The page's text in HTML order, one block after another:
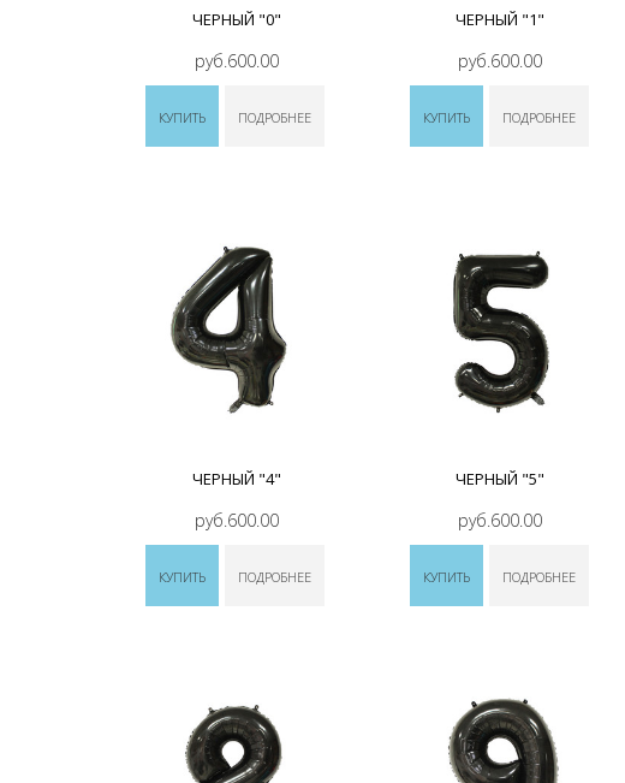
ЧЕРНЫЙ "0"
руб.600.00
КУПИТЬ ПОДРОБНЕЕ
ЧЕРНЫЙ "1"
руб.600.00
КУПИТЬ ПОДРОБНЕЕ
ЧЕРНЫЙ "4"
руб.600.00
КУПИТЬ ПОДРОБНЕЕ
ЧЕРНЫЙ "5"
руб.600.00
КУПИТЬ ПОДРОБНЕЕ